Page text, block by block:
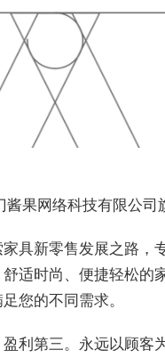
果网络科技有限公司
新零售发展之路，
适时尚、便捷轻松的
您的不同需求。
第三。永远以顾客